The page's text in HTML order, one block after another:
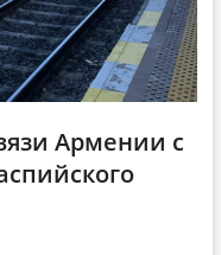
Армении с